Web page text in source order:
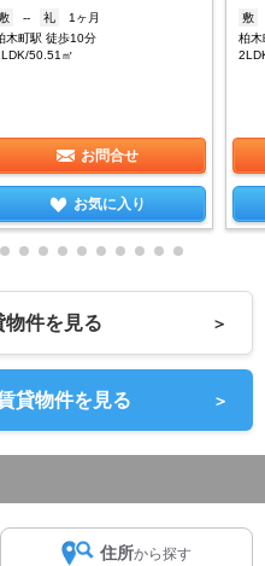
-- 礼
1ヶ月
木町駅 徒歩10分
50.51㎡
お問合せ
お気に入り
敷
柏
物件を見る ＞
貸物件を見る ＞
住所から探す